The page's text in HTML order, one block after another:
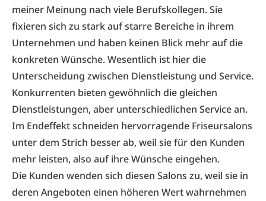
meiner Meinung nach viele Berufskollegen. Sie
fixieren sich zu stark auf starre Bereiche in ihrem
Unternehmen und haben keinen Blick mehr auf die
konkreten Wünsche. Wesentlich ist hier die
Unterscheidung zwischen Dienstleistung und Service.
Konkurrenten bieten gewöhnlich die gleichen
Dienstleis­tungen, aber unterschiedlichen Service an.
Im Endeffekt schneiden hervorragende Friseursalons
unter dem Strich besser ab, weil sie für den Kunden
mehr leisten, also auf ihre Wünsche eingehen.
Die Kunden wenden sich diesen Salons zu, weil sie in
deren Angeboten einen höheren Wert wahrnehmen